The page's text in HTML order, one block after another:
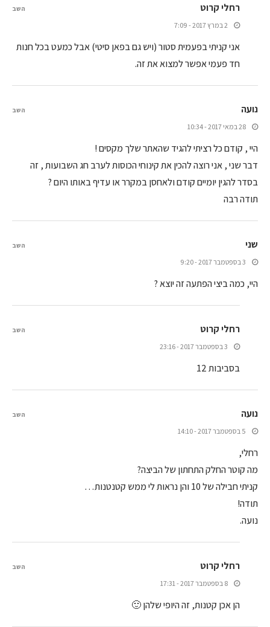
רחלי קרוט
2 במרץ 2017 - 7:09
אני קניתי בפעמית סטור (ויש גם בפאן סיטי) אבל כמעט בכל חנות
חד פעמי אפשר למצוא את זה.
השב
נועה
28 במאי 2017 - 10:34
היי , קודם כל רציתי להגיד שהאתר שלך מקסים !
דבר שני , אני רוצה להכין את קינוחי הכוסות לערב חג השבועות , זה
בסדר להגין יומיים קודם ולאחסן במקרר או עדיף באותו היום ?
תודה רבה
השב
שני
3 בספטמבר 2017 - 9:20
היי, כמה ביצי הפתעה זה יוצא ?
השב
רחלי קרוט
3 בספטמבר 2017 - 23:16
בסביבות 12
השב
נועה
5 בספטמבר 2017 - 14:10
רחלי,
מה קוטר החלק התחתון של הביצה?
קניתי חבילה של 10 והן נראות לי ממש קטנטנות…
תודה!
נועה.
השב
רחלי קרוט
8 בספטמבר 2017 - 17:31
הן אכן קטנות, זה היופי שלהן 🙂
השב